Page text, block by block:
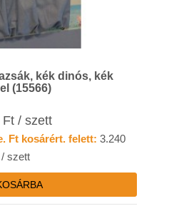
kék dinós, kék
(15566)
Ft / szett
Ft kosárért. felett: 3.240
/ szett